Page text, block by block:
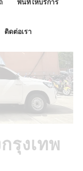
พื้นที่ให้บริการ
ติดต่อเรา
รุงเทพ